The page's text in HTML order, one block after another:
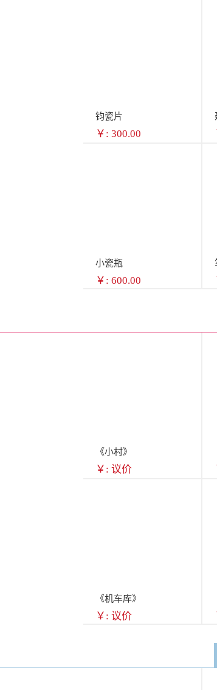
钧瓷片
￥: 300.00
小瓷瓶
￥: 600.00
《小村》
￥: 议价
《机车库》
￥: 议价